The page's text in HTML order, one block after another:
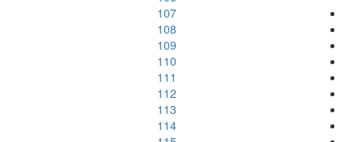
107
108
109
110
111
112
113
114